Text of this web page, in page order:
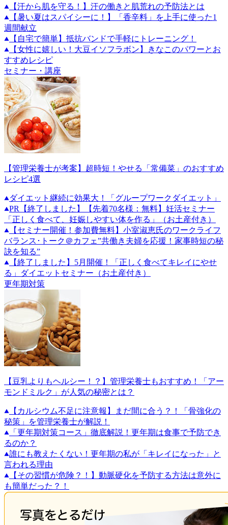
【汗から肌を守る！】汗の働きと肌荒れの予防法とは
【暑い夏はスパイシーに！】「香辛料」を上手に使った1
週間献立
【自宅で簡単】抵抗バンドで手軽にトレーニング！
【女性に嬉しい！大豆イソフラボン】きなこのパワーとお
すすめレシピ
セミナー・講座
【管理栄養士が考案】超時短！やせる「常備菜」のおすすめ
レシピ4選
ダイエット継続に効果大！「グループワークダイエット」
PR
【終了しました】【先着70名様：無料】妊活セミナー
「正しく食べて、妊娠しやすい体を作る」（お土産付き）
【セミナー開催！参加費無料】小室淑恵氏のワークライフ
バランス･トーク＠カフェ”共働き夫婦を応援！家事時短の秘
訣を知る”
【終了しました】5月開催！「正しく食べてキレイにやせ
る」ダイエットセミナー（お土産付き）
更年期対策
【豆乳よりもヘルシー！？】管理栄養士もおすすめ！「アー
モンドミルク」が人気の秘密とは？
【カルシウム不足に注意報】まだ間に合う？！「骨強化の
秘策」を管理栄養士が解説！
「更年期対策コース」徹底解説！更年期は食事で予防でき
るのか？
誰にも教えたくない！更年期の私が「キレイになった」と
言われる理由
【その習慣が危険？！】動脈硬化を予防する方法は意外に
も簡単だった？！